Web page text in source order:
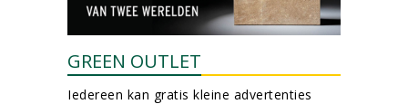
GREEN OUTLET
Iedereen kan gratis kleine advertenties